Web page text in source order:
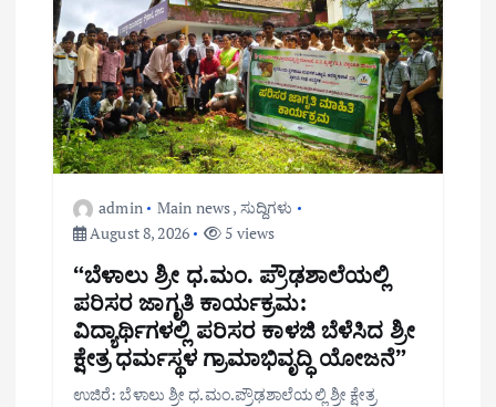
o
n
admin Main news, ಸುದ್ದಿಗಳು
August 8, 2026
5 views
“ಬೆಳಾಲು ಶ್ರೀ ಧ.ಮಂ. ಪ್ರೌಢಶಾಲೆಯಲ್ಲಿ
ಪರಿಸರ ಜಾಗೃತಿ ಕಾರ್ಯಕ್ರಮ:
ವಿದ್ಯಾರ್ಥಿಗಳಲ್ಲಿ ಪರಿಸರ ಕಾಳಜಿ ಬೆಳೆಸಿದ ಶ್ರೀ
ಕ್ಷೇತ್ರ ಧರ್ಮಸ್ಥಳ ಗ್ರಾಮಾಭಿವೃದ್ಧಿ ಯೋಜನೆ”
ಉಜಿರೆ: ಬೆಳಾಲು ಶ್ರೀ ಧ.ಮಂ.ಪ್ರೌಢಶಾಲೆಯಲ್ಲಿ ಶ್ರೀ ಕ್ಷೇತ್ರ